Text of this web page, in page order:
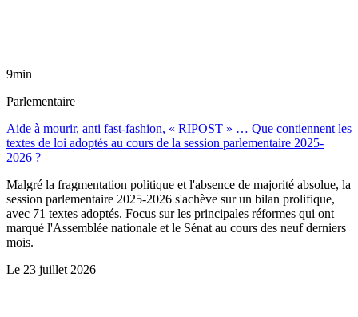
9min
Parlementaire
Aide à mourir, anti fast-fashion, « RIPOST » … Que contiennent les
textes de loi adoptés au cours de la session parlementaire 2025-
2026 ?
Malgré la fragmentation politique et l'absence de majorité absolue, la
session parlementaire 2025-2026 s'achève sur un bilan prolifique,
avec 71 textes adoptés. Focus sur les principales réformes qui ont
marqué l'Assemblée nationale et le Sénat au cours des neuf derniers
mois.
Le 23 juillet 2026